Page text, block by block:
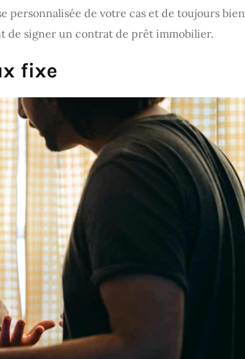
personnalisée de votre cas et de toujours bien
de signer un contrat de prêt immobilier.
fixe